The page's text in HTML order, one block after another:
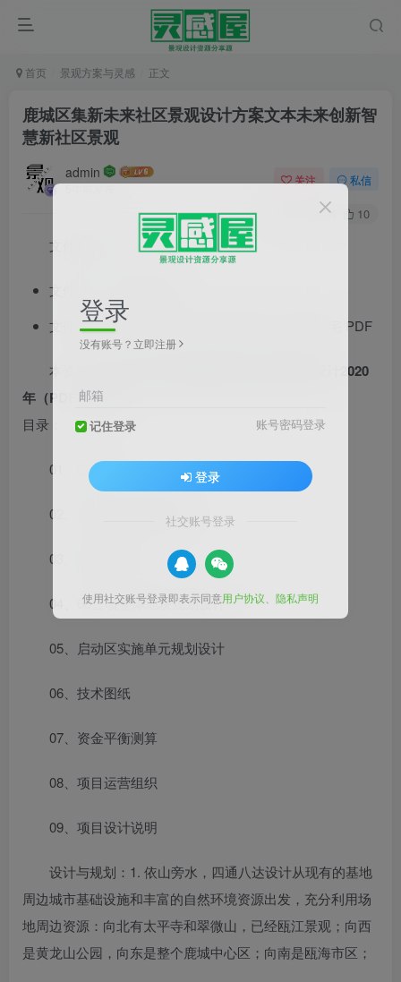
首页 景观方案与灵感 正文
鹿城区集新未来社区景观设计方案文本未来创新智
慧新社区景观
admin
5年前发布
关注 私信
494 10
文件格式：pdf
文件大小：330.02MB
文件参数：景观方案文本 现代风格 浙江 高档住宅 PDF
本资料是
[浙江]未来创新智慧新社区景观规划设计2020
年（PDF+372页）
目录：
01、综述
02、任务书及项目解读
03、灵感与概念
04、68公顷整体地块规划设计
05、启动区实施单元规划设计
06、技术图纸
07、资金平衡测算
08、项目运营组织
09、项目设计说明
设计与规划：1. 依山旁水，四通八达设计从现有的基地
周边城市基础设施和丰富的自然环境资源出发，充分利用场
地周边资源：向北有太平寺和翠微山，已经瓯江景观；向西
是黄龙山公园，向东是整个鹿城中心区；向南是瓯海市区；
登录
没有账号？立即注册
邮箱
记住登录 账号密码登录
登录
社交账号登录
使用社交账号登录即表示同意用户协议 隐私声明